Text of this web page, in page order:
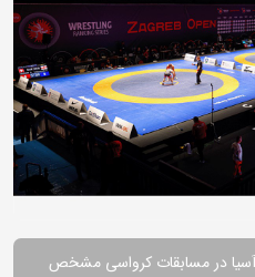
آسیا در مسابقات کرواسی مشخص